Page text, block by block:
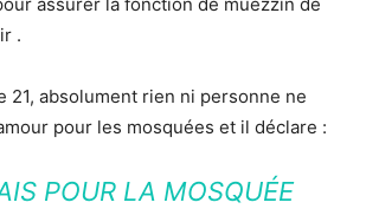
assurer la fonction de muezzin de
.
21, absolument rien ni personne ne
pour les mosquées et il déclare :
POUR LA MOSQUÉE